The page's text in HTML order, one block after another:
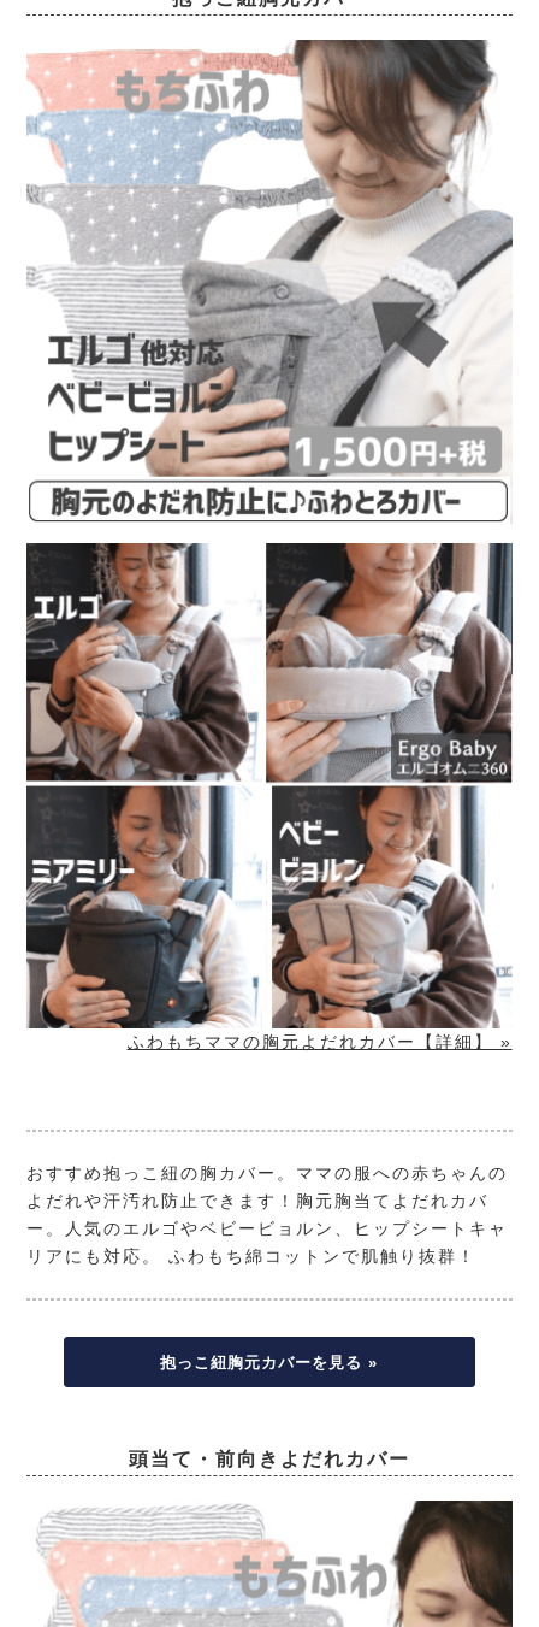
ふわもちママの胸元よだれカバー【詳細】 »
おすすめ抱っこ紐の胸カバー。ママの服への赤ちゃんの
よだれや汗汚れ防止できます！胸元胸当てよだれカバ
ー。人気のエルゴやベビービョルン、ヒップシートキャ
リアにも対応。 ふわもち綿コットンで肌触り抜群！
抱っこ紐胸元カバーを見る »
頭当て・前向きよだれカバー